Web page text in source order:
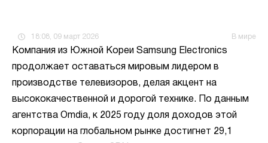
18:08, 09 март 2026 В мире
Компания из Южной Кореи Samsung Electronics
продолжает оставаться мировым лидером в
производстве телевизоров, делая акцент на
высококачественной и дорогой технике. По данным
агентства Omdia, к 2025 году доля доходов этой
корпорации на глобальном рынке достигнет 29,1